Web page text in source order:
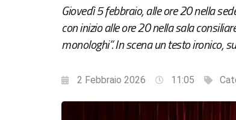
Giovedì 5 febbraio, alle ore 20 nella
con inizio alle ore 20 nella sala
monologhi”. In scena un testo ironico,
2 Febbraio 2026 11:05